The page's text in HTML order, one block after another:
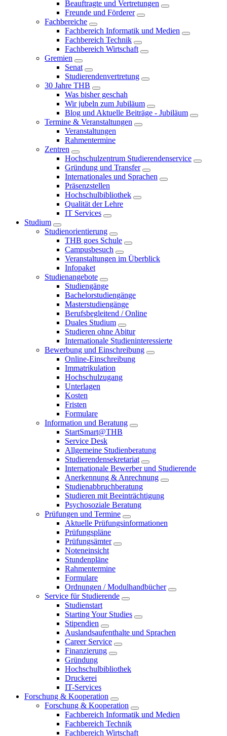
Beauftragte und Vertretungen
Freunde und Förderer
Fachbereiche
Fachbereich Informatik und Medien
Fachbereich Technik
Fachbereich Wirtschaft
Gremien
Senat
Studierendenvertretung
30 Jahre THB
Was bisher geschah
Wir jubeln zum Jubiläum
Blog und Aktuelle Beiträge - Jubiläum
Termine & Veranstaltungen
Veranstaltungen
Rahmentermine
Zentren
Hochschulzentrum Studierendenservice
Gründung und Transfer
Internationales und Sprachen
Präsenzstellen
Hochschulbibliothek
Qualität der Lehre
IT Services
Studium
Studienorientierung
THB goes Schule
Campusbesuch
Veranstaltungen im Überblick
Infopaket
Studienangebote
Studiengänge
Bachelorstudiengänge
Masterstudiengänge
Berufsbegleitend / Online
Duales Studium
Studieren ohne Abitur
Internationale Studieninteressierte
Bewerbung und Einschreibung
Online-Einschreibung
Immatrikulation
Hochschulzugang
Unterlagen
Kosten
Fristen
Formulare
Information und Beratung
StartSmart@THB
Service Desk
Allgemeine Studienberatung
Studierendensekretariat
Internationale Bewerber und Studierende
Anerkennung & Anrechnung
Studienabbruchberatung
Studieren mit Beeinträchtigung
Psychosoziale Beratung
Prüfungen und Termine
Aktuelle Prüfungsinformationen
Prüfungspläne
Prüfungsämter
Noteneinsicht
Stundenpläne
Rahmentermine
Formulare
Ordnungen / Modulhandbücher
Service für Studierende
Studienstart
Starting Your Studies
Stipendien
Auslandsaufenthalte und Sprachen
Career Service
Finanzierung
Gründung
Hochschulbibliothek
Druckerei
IT-Services
Forschung & Kooperation
Forschung & Kooperation
Fachbereich Informatik und Medien
Fachbereich Technik
Fachbereich Wirtschaft